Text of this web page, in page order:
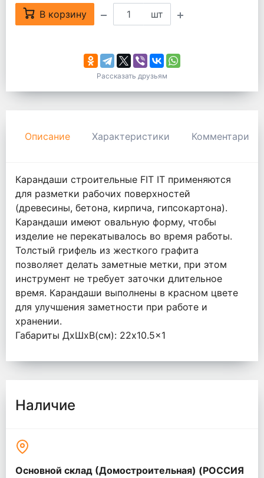
В корзину шт
Рассказать друзьям
Описание Характеристики Комментарии
Карандаши строительные FIT IT применяются
для разметки рабочих поверхностей
(древесины, бетона, кирпича, гипсокартона).
Карандаши имеют овальную форму, чтобы
изделие не перекатывалось во время работы.
Толстый грифель из жесткого графита
позволяет делать заметные метки, при этом
инструмент не требует заточки длительное
время. Карандаши выполнены в красном цвете
для улучшения заметности при работе и
хранении.
Габариты ДxШxВ(см): 22x10.5x1
Наличие
Основной склад (Домостроительная) (РОССИЯ